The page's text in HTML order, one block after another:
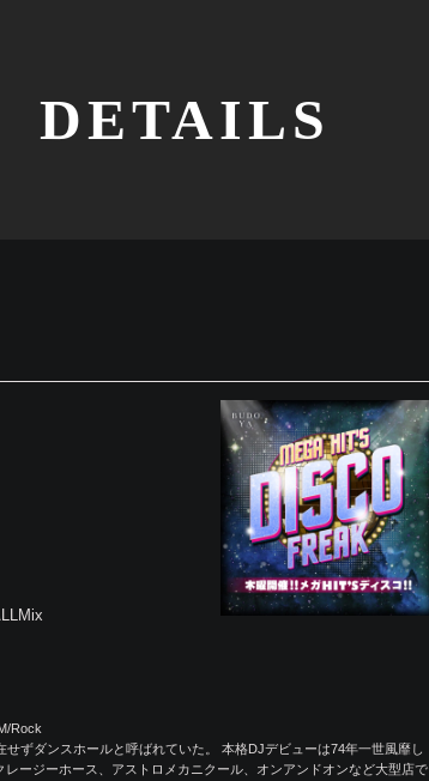
DETAILS
Rock
ずダンスホールと呼ばれていた。 本格DJデビューは74年一世風靡し
ージーホース、アストロメカニクール、オンアンドオンなど大型店で